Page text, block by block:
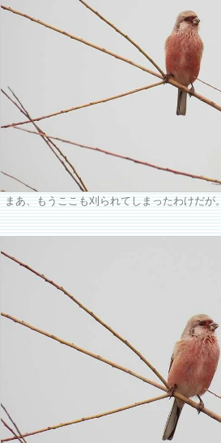
まあ、もうここも刈られてしまったわけだが。